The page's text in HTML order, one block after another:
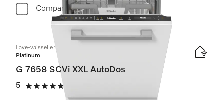
Comparer
Lave-vaisselle totalement intégrable XXL
Platinum
G 7658 SCVi XXL AutoDos
5
5 étoiles sur 5